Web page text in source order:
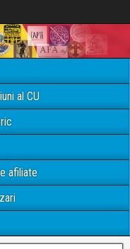
al CU
afiliate